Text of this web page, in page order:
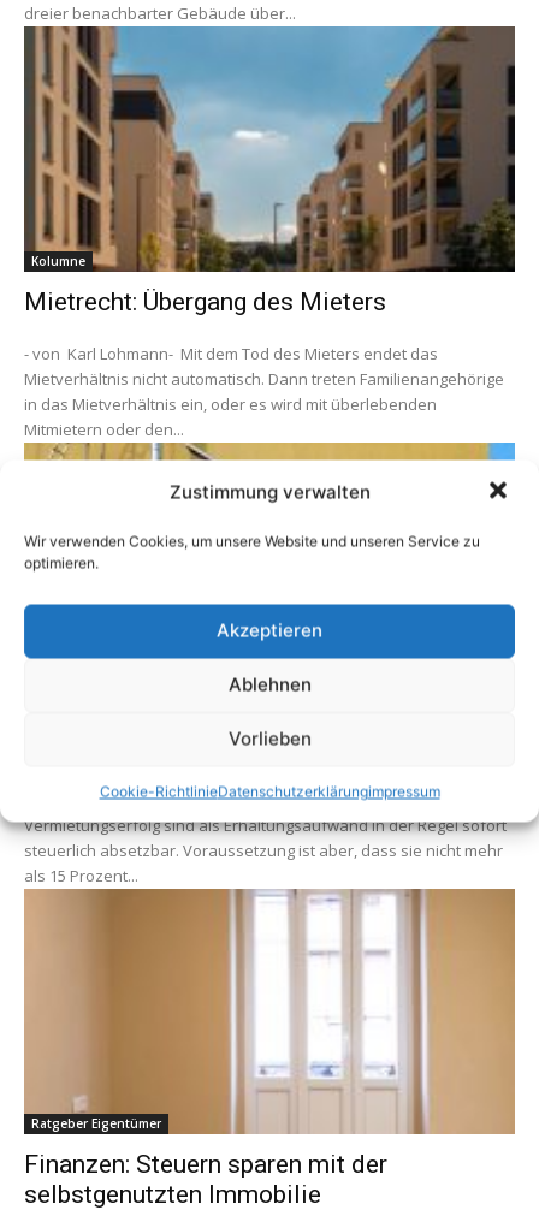
Zustimmung verwalten
Wir verwenden Cookies, um unsere Website und unseren Service zu
optimieren.
Akzeptieren
Ablehnen
Vorlieben
Cookie-RichtlinieDatenschutzerklärungimpressum
dreier benachbarter Gebäude über...
Kolumne
Mietrecht: Übergang des Mieters
- von Karl Lohmann- Mit dem Tod des Mieters endet das
Mietverhältnis nicht automatisch. Dann treten Familienangehörige
in das Mietverhältnis ein, oder es wird mit überlebenden
Mitmietern oder den...
Investitionen in eine Immobilie oder Wohnung für einen besseren
Vermietungserfolg sind als Erhaltungsaufwand in der Regel sofort
steuerlich absetzbar. Voraussetzung ist aber, dass sie nicht mehr
als 15 Prozent...
Ratgeber Eigentümer
Finanzen: Steuern sparen mit der
selbstgenutzten Immobilie